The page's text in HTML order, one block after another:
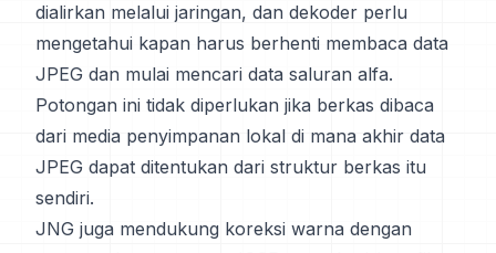
dialirkan melalui jaringan, dan dekoder perlu
mengetahui kapan harus berhenti membaca data
JPEG dan mulai mencari data saluran alfa.
Potongan ini tidak diperlukan jika berkas dibaca
dari media penyimpanan lokal di mana akhir data
JPEG dapat ditentukan dari struktur berkas itu
sendiri.
JNG juga mendukung koreksi warna dengan